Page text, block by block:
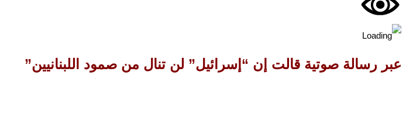
عبر رسالة صوتية قالت إن “إسرائيل” لن تنال من صمود اللبنانيين”